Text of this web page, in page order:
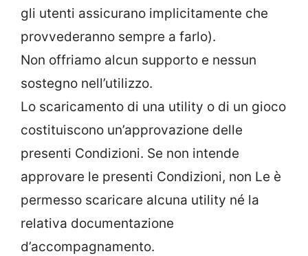
gli utenti assicurano implicitamente che
provvederanno sempre a farlo).
Non offriamo alcun supporto e nessun
sostegno nell’utilizzo.
Lo scaricamento di una utility o di un gioco
costituiscono un’approvazione delle
presenti Condizioni. Se non intende
approvare le presenti Condizioni, non Le è
permesso scaricare alcuna utility né la
relativa documentazione
d’accompagnamento.